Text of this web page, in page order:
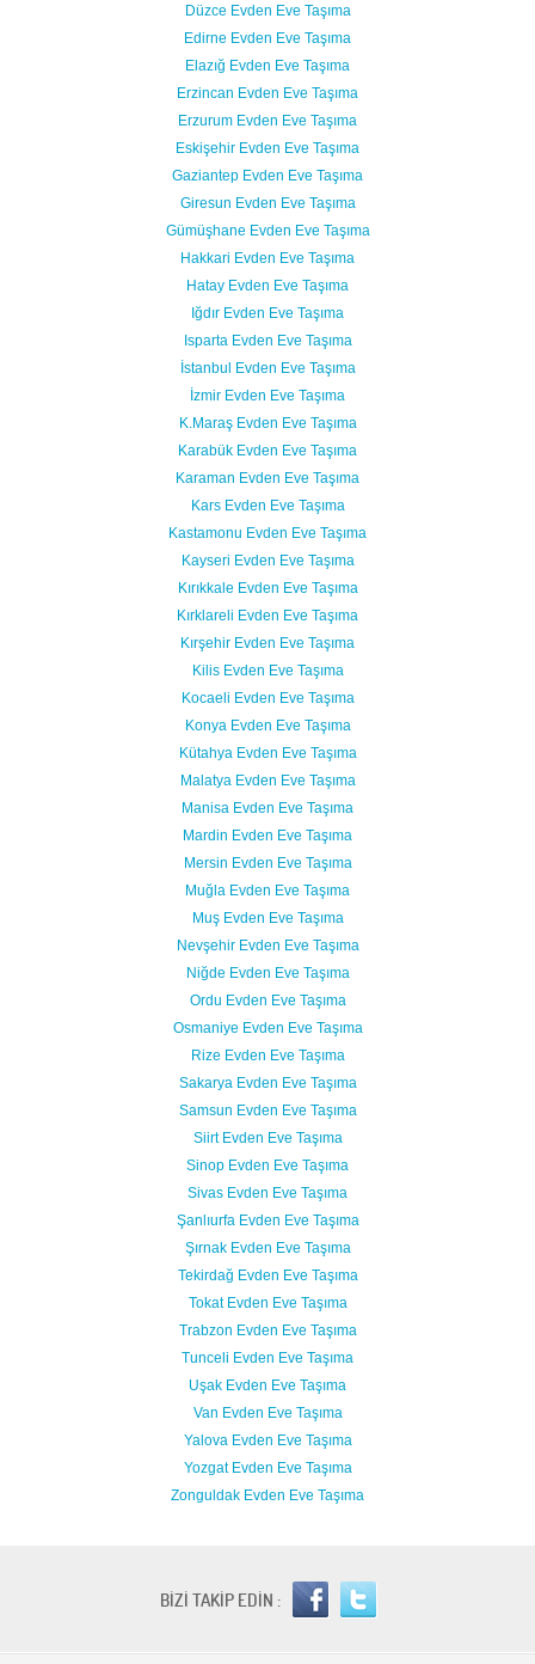
Düzce Evden Eve Taşıma
Edirne Evden Eve Taşıma
Elazığ Evden Eve Taşıma
Erzincan Evden Eve Taşıma
Erzurum Evden Eve Taşıma
Eskişehir Evden Eve Taşıma
Gaziantep Evden Eve Taşıma
Giresun Evden Eve Taşıma
Gümüşhane Evden Eve Taşıma
Hakkari Evden Eve Taşıma
Hatay Evden Eve Taşıma
Iğdır Evden Eve Taşıma
Isparta Evden Eve Taşıma
İstanbul Evden Eve Taşıma
İzmir Evden Eve Taşıma
K.Maraş Evden Eve Taşıma
Karabük Evden Eve Taşıma
Karaman Evden Eve Taşıma
Kars Evden Eve Taşıma
Kastamonu Evden Eve Taşıma
Kayseri Evden Eve Taşıma
Kırıkkale Evden Eve Taşıma
Kırklareli Evden Eve Taşıma
Kırşehir Evden Eve Taşıma
Kilis Evden Eve Taşıma
Kocaeli Evden Eve Taşıma
Konya Evden Eve Taşıma
Kütahya Evden Eve Taşıma
Malatya Evden Eve Taşıma
Manisa Evden Eve Taşıma
Mardin Evden Eve Taşıma
Mersin Evden Eve Taşıma
Muğla Evden Eve Taşıma
Muş Evden Eve Taşıma
Nevşehir Evden Eve Taşıma
Niğde Evden Eve Taşıma
Ordu Evden Eve Taşıma
Osmaniye Evden Eve Taşıma
Rize Evden Eve Taşıma
Sakarya Evden Eve Taşıma
Samsun Evden Eve Taşıma
Siirt Evden Eve Taşıma
Sinop Evden Eve Taşıma
Sivas Evden Eve Taşıma
Şanlıurfa Evden Eve Taşıma
Şırnak Evden Eve Taşıma
Tekirdağ Evden Eve Taşıma
Tokat Evden Eve Taşıma
Trabzon Evden Eve Taşıma
Tunceli Evden Eve Taşıma
Uşak Evden Eve Taşıma
Van Evden Eve Taşıma
Yalova Evden Eve Taşıma
Yozgat Evden Eve Taşıma
Zonguldak Evden Eve Taşıma
BİZİ TAKİP EDİN :